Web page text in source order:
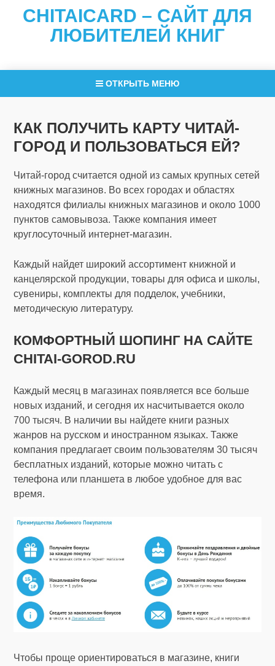
CHITAICARD – САЙТ ДЛЯ
ЛЮБИТЕЛЕЙ КНИГ
ОТКРЫТЬ МЕНЮ
КАК ПОЛУЧИТЬ КАРТУ ЧИТАЙ-
ГОРОД И ПОЛЬЗОВАТЬСЯ ЕЙ?
Читай-город считается одной из самых крупных сетей
книжных магазинов. Во всех городах и областях
находятся филиалы книжных магазинов и около 1000
пунктов самовывоза. Также компания имеет
круглосуточный интернет-магазин.
Каждый найдет широкий ассортимент книжной и
канцелярской продукции, товары для офиса и школы,
сувениры, комплекты для подделок, учебники,
методическую литературу.
КОМФОРТНЫЙ ШОПИНГ НА САЙТЕ
CHITAI-GOROD.RU
Каждый месяц в магазинах появляется все больше
новых изданий, и сегодня их насчитывается около
700 тысяч. В наличии вы найдете книги разных
жанров на русском и иностранном языках. Также
компания предлагает своим пользователям 30 тысяч
бесплатных изданий, которые можно читать с
телефона или планшета в любое удобное для вас
время.
Чтобы проще ориентироваться в магазине, книги